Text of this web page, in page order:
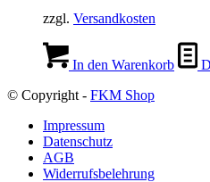
zzgl. Versandkosten
In den Warenkorb
© Copyright - FKM Shop
Impressum
Datenschutz
AGB
Widerrufsbelehrung